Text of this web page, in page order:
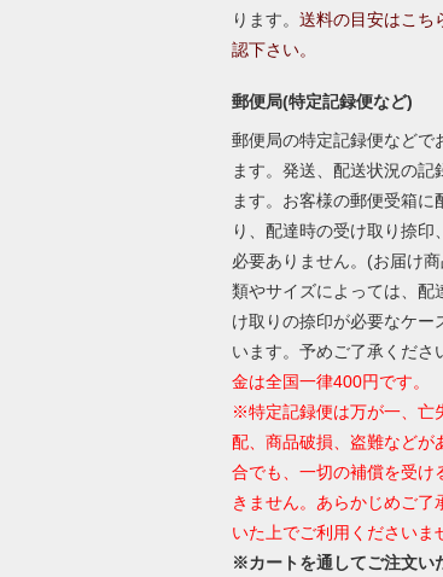
ります。 送料の目安はこち
認下さい。
郵便局(特定記録便など)
郵便局の特定記録便などで
ます。発送、配送状況の記
ます。お客様の郵便受箱に
り、配達時の受け取り捺印
必要ありません。(お届け
類やサイズによっては、配
け取りの捺印が必要なケー
います。予めご了承くださ
金は全国一律400円です。
※特定記録便は万が一、亡
配、商品破損、盗難などが
合でも、一切の補償を受け
きません。あらかじめご了
いた上でご利用くださいま
※カートを通してご注文い